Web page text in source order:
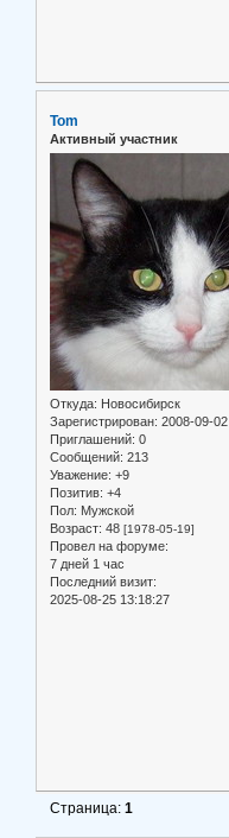
Tom
Активный участник
Откуда: Новосибирск
Зарегистрирован: 2008-09-02
Приглашений: 0
Сообщений: 213
Уважение: +9
Позитив: +4
Пол: Мужской
Возраст: 48 [1978-05-19]
Провел на форуме:
7 дней 1 час
Последний визит:
2025-08-25 13:18:27
Страница:1